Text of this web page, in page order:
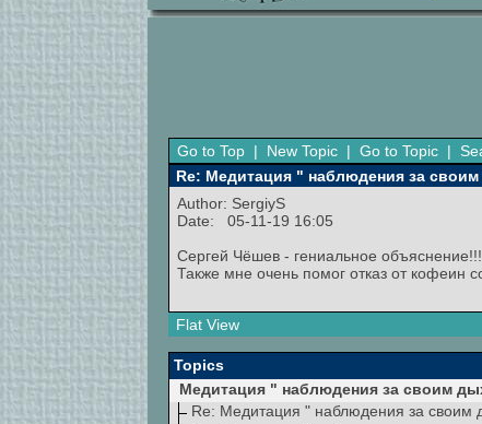
Go to Top | New Topic | Go to Topic |
Re: Медитация " наблюдения за
Author: SergiyS
Date: 05-11-19 16:05
Сергей Чёшев - гениальное объяснение!!!
Также мне очень помог отказ от кофеин
Flat View
Topics
Медитация " наблюдения за своим
Re: Медитация " наблюдения за своим